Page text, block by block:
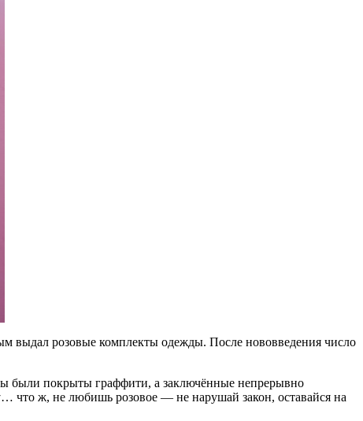
выдал розовые комплекты одежды. После нововведения число
были покрыты граффити, а заключённые непрерывно
что ж, не любишь розовое — не нарушай закон, оставайся на